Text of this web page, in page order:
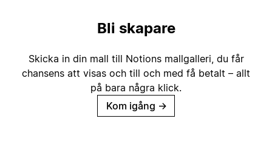
Bli skapare
Skicka in din mall till Notions mallgalleri, du får
chansens att visas och till och med få betalt – allt
på bara några klick.
Kom igång →